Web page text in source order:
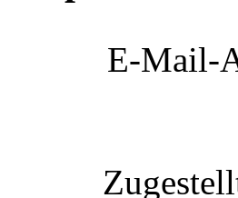
E-Mail-